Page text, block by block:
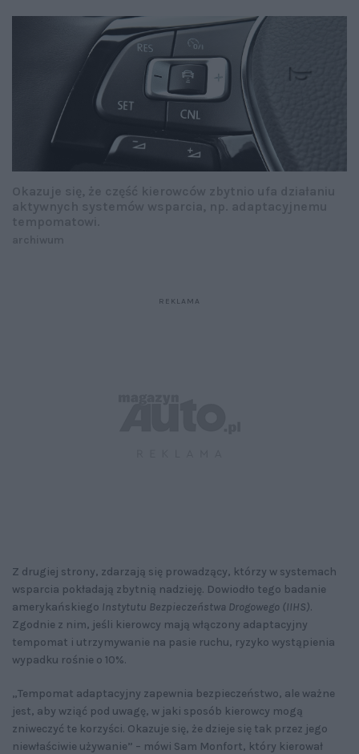
Z drugiej strony, zdarzają się prowadzący, którzy w systemach
wsparcia pokładają zbytnią nadzieję. Dowiodło tego badanie
amerykańskiego Instytutu Bezpieczeństwa Drogowego (IIHS).
Zgodnie z nim, jeśli kierowcy mają włączony adaptacyjny
tempomat i utrzymywanie na pasie ruchu, ryzyko wystąpienia
wypadku rośnie o 10%.
„Tempomat adaptacyjny zapewnia bezpieczeństwo, ale ważne
jest, aby wziąć pod uwagę, w jaki sposób kierowcy mogą
zniweczyć te korzyści. Okazuje się, że dzieje się tak przez jego
niewłaściwie używanie” – mówi Sam Monfort, który kierował